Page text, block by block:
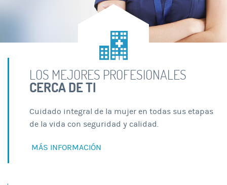
LOS MEJORES PROFESIONALES
CERCA DE TI
Cuidado integral de la mujer en todas sus etapas
de la vida con seguridad y calidad.
MÁS INFORMACIÓN